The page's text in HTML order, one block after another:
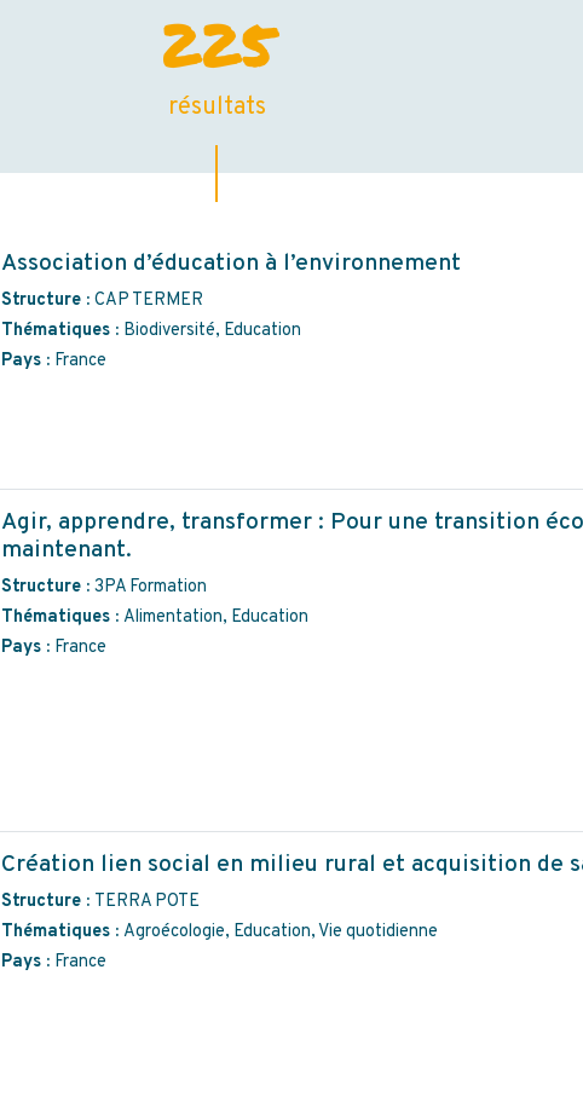
225
résultats
Association d’éducation à l’environnement
Structure : CAP TERMER
Thématiques : Biodiversité, Education
Pays : France
Agir, apprendre, transformer : Pour une transition
maintenant.
Structure : 3PA Formation
Thématiques : Alimentation, Education
Pays : France
Création lien social en milieu rural et acquisition de
Structure : TERRA POTE
Thématiques : Agroécologie, Education, Vie quotidienne
Pays : France